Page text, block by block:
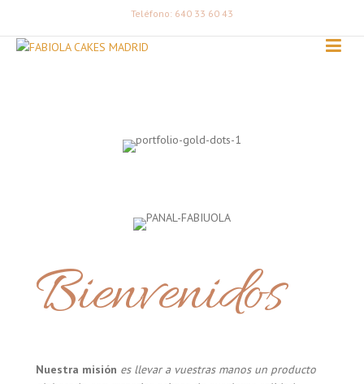
Teléfono: 640 33 60 43
Bienvenidos
Nuestra misión es llevar a vuestras manos un producto